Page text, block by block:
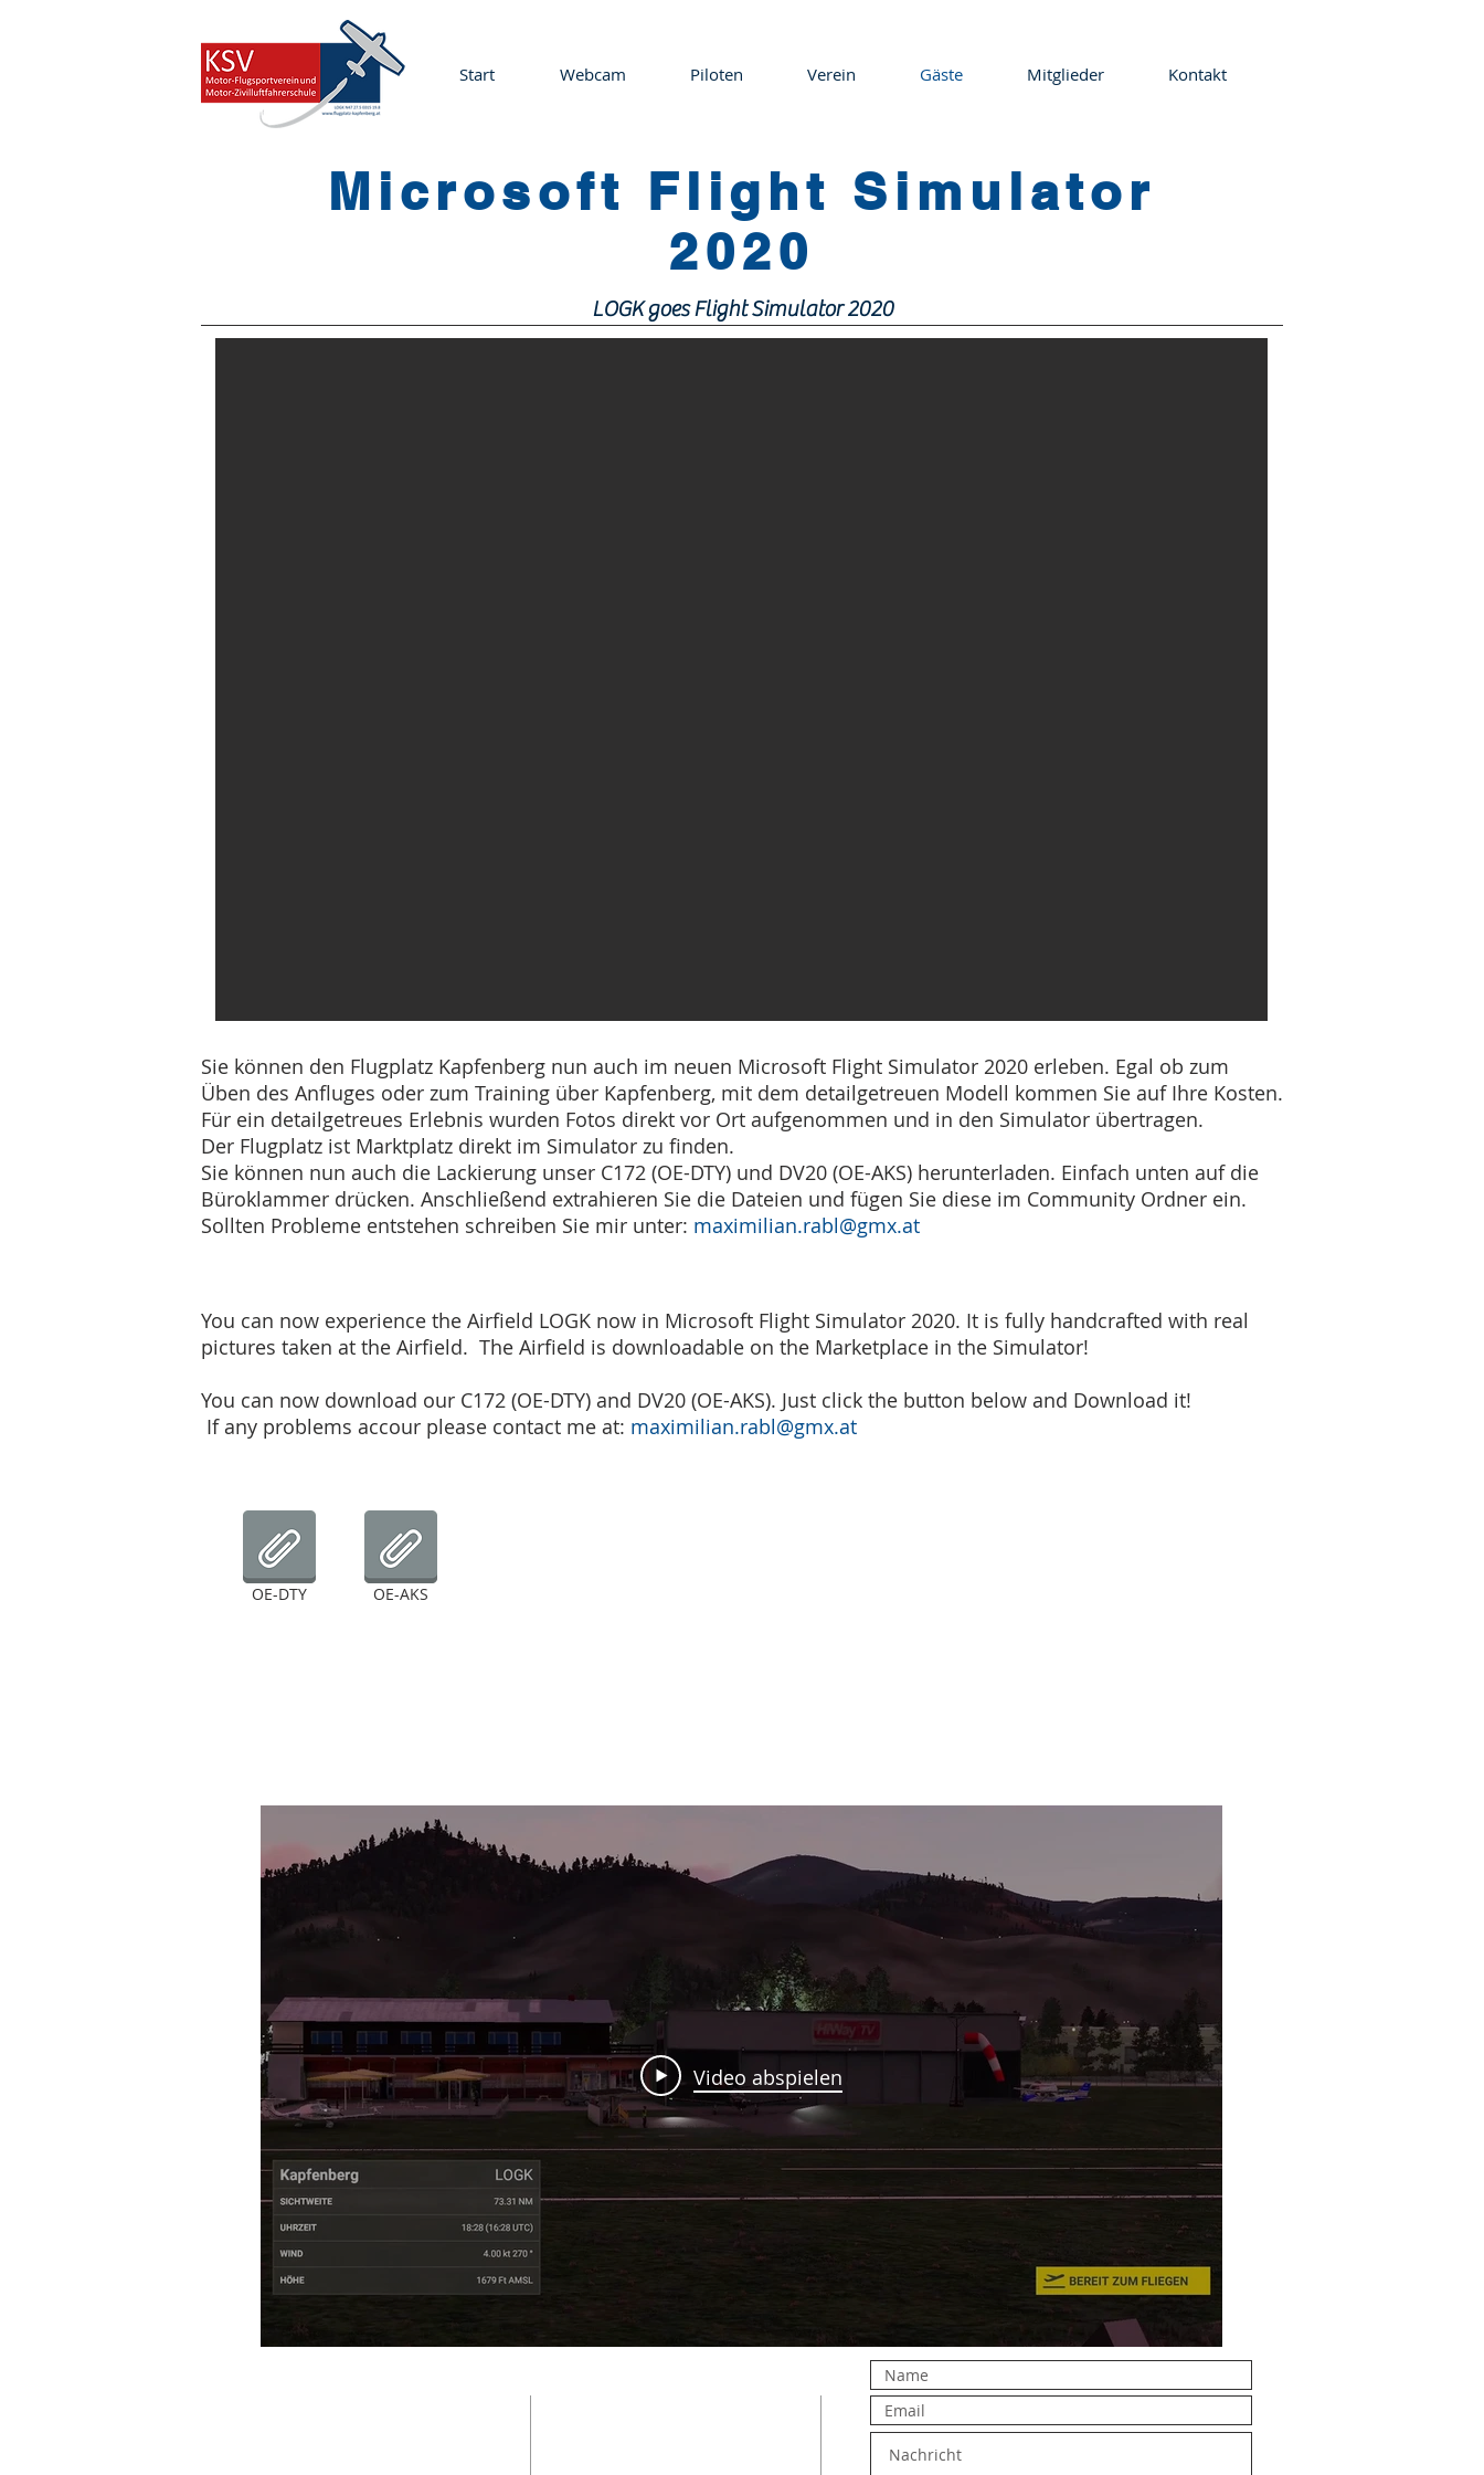
Start Webcam Piloten Verein Gäste Mitglieder Kontakt
Microsoft Flight Simulator
2020
LOGK goes Flight Simulator 2020
Sie können den Flugplatz Kapfenberg nun auch im neuen Microsoft Flight Simulator 2020 erleben. Egal ob zum
Üben des Anfluges oder zum Training über Kapfenberg, mit dem detailgetreuen Modell kommen Sie auf Ihre Kosten.
Für ein detailgetreues Erlebnis wurden Fotos direkt vor Ort aufgenommen und in den Simulator übertragen.
Der Flugplatz ist Marktplatz direkt im Simulator zu finden.
Sie können nun auch die Lackierung unser C172 (OE-DTY) und DV20 (OE-AKS) herunterladen. Einfach unten auf die
Büroklammer drücken. Anschließend extrahieren Sie die Dateien und fügen Sie diese im Community Ordner ein.
Sollten Probleme entstehen schreiben Sie mir unter: maximilian.rabl@gmx.at
You can now experience the Airfield LOGK now in Microsoft Flight Simulator 2020. It is fully handcrafted with real
pictures taken at the Airfield. The Airfield is downloadable on the Marketplace in the Simulator!
You can now download our C172 (OE-DTY) and DV20 (OE-AKS). Just click the button below and Download it!
If any problems accour please contact me at: maximilian.rabl@gmx.at
OE-DTY OE-AKS
Video abspielen